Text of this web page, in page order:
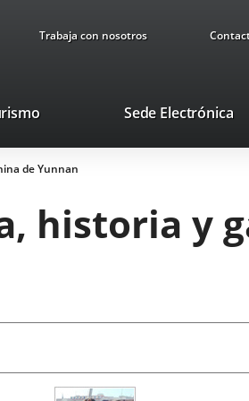
Trabaja con nosotros
This
will
open
a
pop-
Sede Electrónica
de Yunnan
historia y